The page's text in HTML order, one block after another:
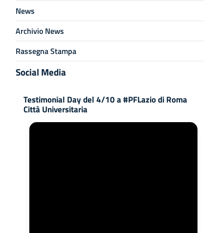
News
Archivio News
Rassegna Stampa
Social Media
Testimonial Day del 4/10 a #PFLazio di Roma
Città Universitaria